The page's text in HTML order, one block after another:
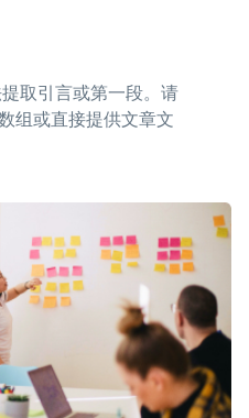
取引言或第一段。请
组或直接提供文章文